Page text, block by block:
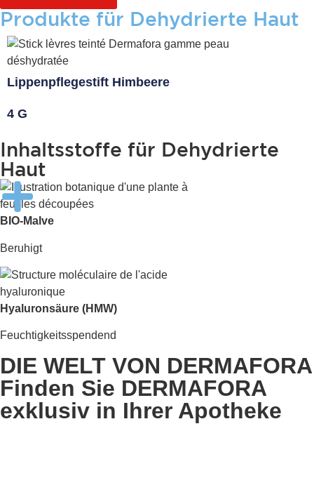
Produkte für Dehydrierte Haut
Lippenpflegestift Himbeere
4 G
Inhaltsstoffe für Dehydrierte
Haut
BIO-Malve
Beruhigt
Hyaluronsäure (HMW)
Feuchtigkeitsspendend
DIE WELT VON DERMAFORA
Finden Sie DERMAFORA
exklusiv in Ihrer Apotheke